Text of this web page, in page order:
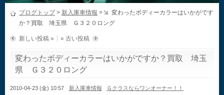
ブログトップ> 新入庫車情報 >
変わったボディーカラーはいかがです
か？買取 埼玉県 Ｇ３２０ロング
新しい投稿 » « 古い投稿
変わったボディーカラーはいかがですか？買取 埼玉
県 Ｇ３２０ロング
2010-04-23 (金) 10:57 新入庫車情報 Ｇクラスならワンオーナー！！